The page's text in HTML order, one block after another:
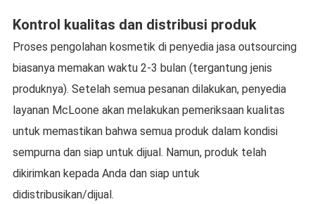
Kontrol kualitas dan distribusi produk
Proses pengolahan kosmetik di penyedia jasa outsourcing
biasanya memakan waktu 2-3 bulan (tergantung jenis
produknya). Setelah semua pesanan dilakukan, penyedia
layanan McLoone akan melakukan pemeriksaan kualitas
untuk memastikan bahwa semua produk dalam kondisi
sempurna dan siap untuk dijual. Namun, produk telah
dikirimkan kepada Anda dan siap untuk
didistribusikan/dijual.